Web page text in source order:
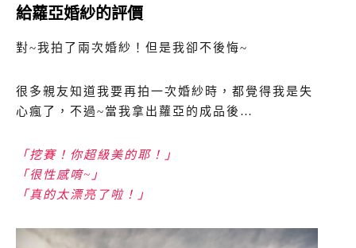
給蘿亞婚紗的評價
對~我拍了兩次婚紗！但是我卻不後悔~
很多親友知道我要再拍一次婚紗時，都覺得我是失
心瘋了，不過~當我拿出蘿亞的成品後…
「挖賽！你超級美的耶！」
「很性感唷~」
「真的太漂亮了啦！」